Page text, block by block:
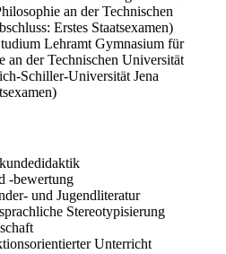
an der Technischen
Erstes Staatsexamen)
Lehramt Gymnasium für
an der Technischen Universität
Schiller-Universität Jena
-bewertung
und Jugendliteratur
Stereotypisierung
Unterricht